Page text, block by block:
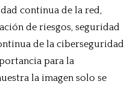
continua de la red,
de riesgos, seguridad
de la ciberseguridad
para la
la imagen solo se